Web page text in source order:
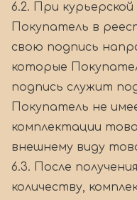
6.2. При
Покупатель в
свою подпись
которые
подпись служит
Покупатель не
комплектации
внешнему виду
6.3. После
количеству,